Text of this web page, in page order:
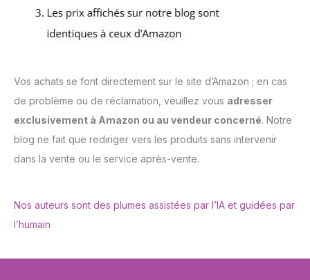
Vos achats se font directement sur le site d’Amazon ; en cas
de problème ou de réclamation, veuillez vous adresser
exclusivement à Amazon ou au vendeur concerné. Notre
blog ne fait que rediriger vers les produits sans intervenir
dans la vente ou le service après-vente.
Nos auteurs sont des plumes assistées par l’IA et guidées par
l’humain